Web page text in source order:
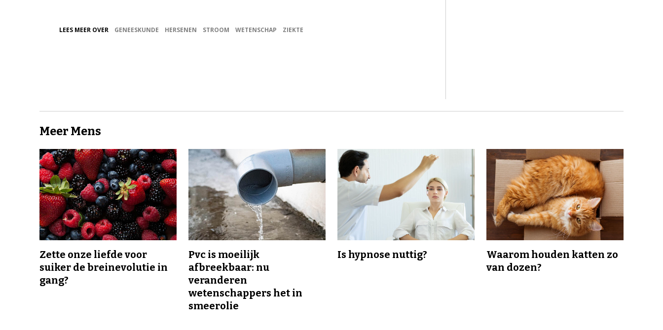
LEES MEER OVER GENEESKUNDE HERSENEN STROOM WETENSCHAP ZIEKTE
Meer Mens
Zette onze liefde voor
suiker de breinevolutie in
gang?
Pvc is moeilijk
afbreekbaar: nu
veranderen
wetenschappers het in
smeerolie
Is hypnose nuttig?
Waarom houden katten zo
van dozen?